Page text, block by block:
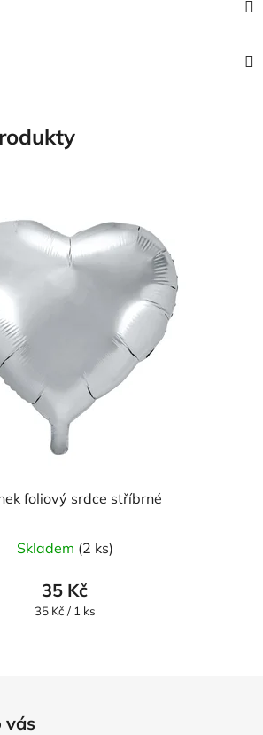
foliový srdce stříbrné
Skladem (2 ks)
35 Kč
Měrná
35 Kč / 1 ks
vás